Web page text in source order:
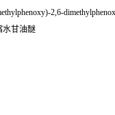
2,6-
水甘油醚